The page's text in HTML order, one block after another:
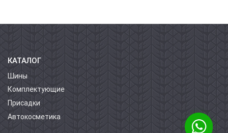
КАТАЛОГ
Шины
Комплектующие
Присадки
Автокосметика